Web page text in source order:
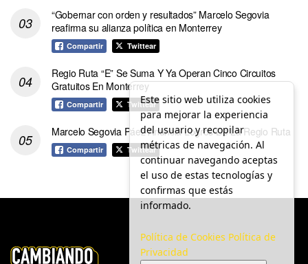
“Gobernar con orden y resultados” Marcelo Segovia
reafirma su alianza política en Monterrey
Compartir Twittear
Regio Ruta “E” Se Suma Y Ya Operan Cinco Circuitos
Gratuitos En Monterrey
Compartir Twittear
Marcelo Segovia Páez Anuncia Logros De La Regio Ruta
Compartir Twittear
Este sitio web utiliza cookies
para mejorar la experiencia
del usuario y recopilar
métricas de navegación. Al
continuar navegando aceptas
el uso de estas tecnologías y
confirmas que estás
informado.
Política de Cookies Política de
Privacidad